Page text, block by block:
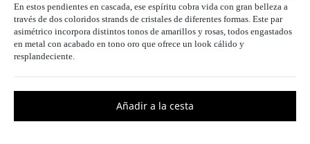
En estos pendientes en cascada, ese espíritu cobra vida con gran belleza a
través de dos coloridos strands de cristales de diferentes formas. Este par
asimétrico incorpora distintos tonos de amarillos y rosas, todos engastados
en metal con acabado en tono oro que ofrece un look cálido y
resplandeciente.